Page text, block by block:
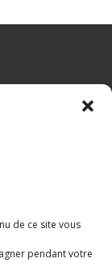
de ce site vous
pendant votre